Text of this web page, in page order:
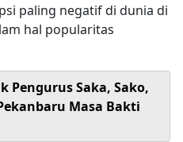
paling negatif di dunia di
hal popularitas
Pengurus Saka, Sako,
Masa Bakti